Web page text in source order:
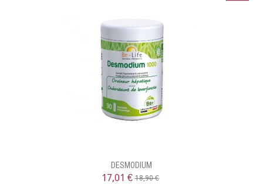
DESMODIUM
17,01 €18,90 €